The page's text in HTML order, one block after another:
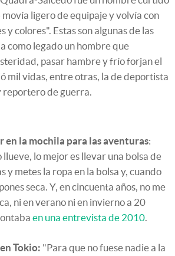
movía ligero de equipaje y volvía con
y colores". Estas son algunas de las
como legado un hombre que
pasar hambre y frío forjan el
mil vidas, entre otras, la de deportista
reportero de guerra.
en la mochila para las aventuras:
llueve, lo mejor es llevar una bolsa de
y metes la ropa en la bolsa y, cuando
seca. Y, en cincuenta años, no me
ni en verano ni en invierno a 20
en una entrevista de 2010.
Tokio: "Para que no fuese nadie a la